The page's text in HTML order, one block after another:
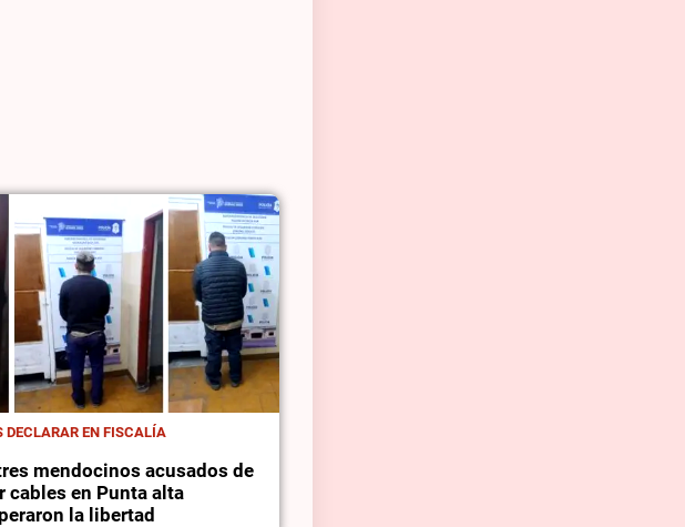
DECLARAR EN FISCALÍA
mendocinos acusados de
cables en Punta alta
la libertad